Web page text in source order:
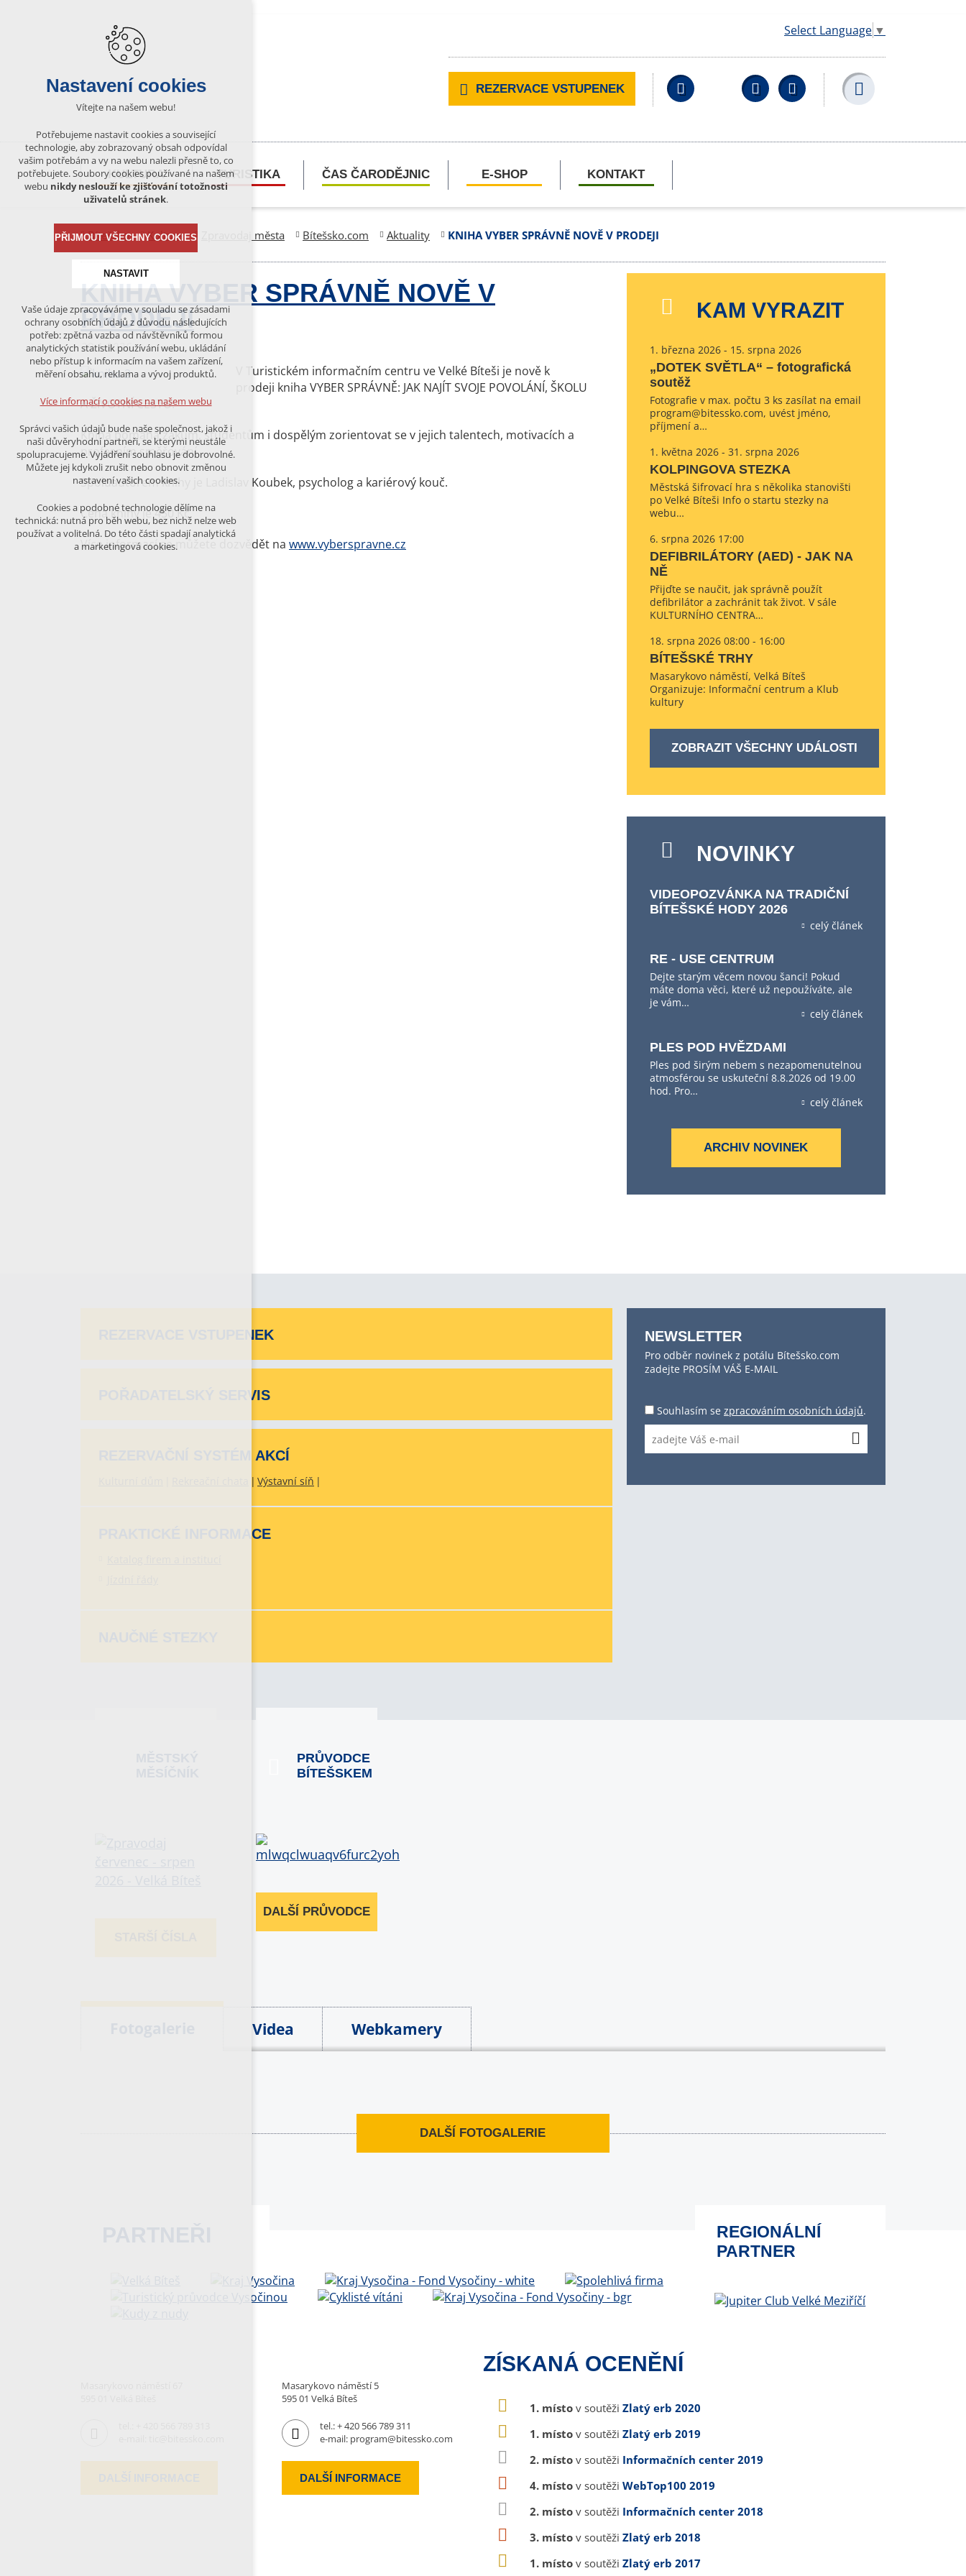
Select Language ▼
REZERVACE VSTUPENEK Facebook YouTubeWikipedia
KULTURA TURISTIKA ČAS ČARODĚJNIC E-SHOP KONTAKT
Bítešsko Kultura Zpravodaj města Bítešsko.com Aktuality KNIHA VYBER SPRÁVNĚ NOVĚ V PRODEJI
KNIHA VYBER SPRÁVNĚ NOVĚ V
PRODEJI
29.1.2026
V Turistickém informačním centru ve Velké Bíteši je nově k
prodeji kniha VYBER SPRÁVNĚ: JAK NAJÍT SVOJE POVOLÁNÍ, ŠKOLU
A ŽIVOTNÍ CESTU.
Kniha pomáhá žákům, studentům i dospělým zorientovat se v jejich talentech, motivacích a
profesním směřování.
Spoluautorem knihy je Ladislav Koubek, psycholog a kariérový kouč.
Cena knihy je 450 Kč.
Více informací se můžete dozvědět na www.vyberspravne.cz
KAM VYRAZIT
1. března 2026 - 15. srpna 2026
„DOTEK SVĚTLA“ – fotografická
soutěž
Fotografie v max. počtu 3 ks zasílat na email
program@bitessko.com, uvést jméno,
příjmení a…
1. května 2026 - 31. srpna 2026
KOLPINGOVA STEZKA
Městská šifrovací hra s několika stanovišti
po Velké Bíteši Info o startu stezky na
webu…
6. srpna 2026 17:00
DEFIBRILÁTORY (AED) - JAK NA
NĚ
Přijďte se naučit, jak správně použít
defibrilátor a zachránit tak život. V sále
KULTURNÍHO CENTRA…
18. srpna 2026 08:00 - 16:00
BÍTEŠSKÉ TRHY
Masarykovo náměstí, Velká Bíteš
Organizuje: Informační centrum a Klub
kultury
ZOBRAZIT VŠECHNY UDÁLOSTI
NOVINKY
VIDEOPOZVÁNKA NA TRADIČNÍ
BÍTEŠSKÉ HODY 2026
celý článek
RE - USE CENTRUM
Dejte starým věcem novou šanci! Pokud
máte doma věci, které už nepoužíváte, ale
je vám…
celý článek
PLES POD HVĚZDAMI
Ples pod širým nebem s nezapomenutelnou
atmosférou se uskuteční 8.8.2026 od 19.00
hod. Pro…
celý článek
ARCHIV NOVINEK
REZERVACE VSTUPENEK
POŘADATELSKÝ SERVIS
REZERVAČNÍ SYSTÉM AKCÍ
Výstavní síň
PRAKTICKÉ INFORMACE
NEWSLETTER
Pro odběr novinek z potálu Bítešsko.com
zadejte PROSÍM VÁŠ E-MAIL
Souhlasím se zpracováním osobních údajů.
PRŮVODCE
BÍTEŠSKEM
DALŠÍ PRŮVODCE
Videa Webkamery
DALŠÍ FOTOGALERIE
REGIONÁLNÍ
PARTNER
Masarykovo náměstí 5
595 01 Velká Bíteš
tel.:+ 420 566 789 311
e-mail: program@bitessko.com
DALŠÍ INFORMACE
ZÍSKANÁ OCENĚNÍ
1. místo v soutěži Zlatý erb 2020
1. místo v soutěži Zlatý erb 2019
2. místo v soutěži Informačních center 2019
4. místo v soutěži WebTop100 2019
2. místo v soutěži Informačních center 2018
3. místo v soutěži Zlatý erb 2018
1. místo v soutěži Zlatý erb 2017
Nastavení cookies
Vítejte na našem webu!
Potřebujeme nastavit cookies a související
technologie, aby zobrazovaný obsah odpovídal
vašim potřebám a vy na webu nalezli přesně to, co
potřebujete. Soubory cookies používané na našem
webu nikdy neslouží ke zjišťování totožnosti
uživatelů stránek.
PŘIJMOUT VŠECHNY COOKIES
NASTAVIT
Technická cookies
nutná pro provozování webu
udržení kontextu stránek (session):
případná přihlášení, volby jazyka, apod.
analytická pro anonymizované
vyhodnocení návštěvnosti
marketingová cookies (Google)
Více informací o cookies na našem webu
ODMÍTNOUT VŠE
Vaše údaje zpracováváme v souladu se zásadami
ochrany osobních údajů z důvodu následujících
potřeb: zpětná vazba od návštěvníků formou
analytických statistik používání webu, ukládání
nebo přístup k informacím na vašem zařízení,
měření obsahu, reklama a vývoj produktů.
Více informací o cookies na našem webu
Správci vašich údajů bude naše společnost, jakož i
naši důvěryhodní partneři, se kterými neustále
spolupracujeme. Vyjádření souhlasu je dobrovolné.
Můžete jej kdykoli zrušit nebo obnovit změnou
nastavení vašich cookies.
Cookies a podobné technologie dělíme na
technická: nutná pro běh webu, bez nichž nelze web
používat a volitelná. Do této části spadají analytická
a marketingová cookies.